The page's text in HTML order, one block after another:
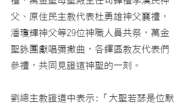
父、原住民主教代表杜勇雄神父襄禮，
潘瓊輝神父等29位神職人員共祭，萬金
聖詠團獻唱彌撒曲，各鐸區教友代表們
參禮，共同見證這神聖的一刻。
劉總主教證道中表示:「大聖若瑟是位默